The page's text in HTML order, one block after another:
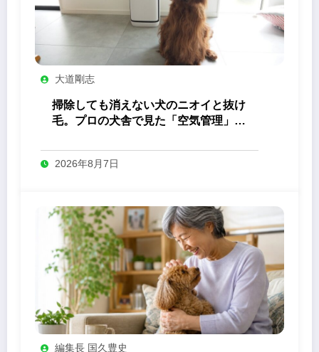
大道剛志
掃除しても消えない犬のニオイと抜け
毛。プロの犬舎で見た「空気管理」の
2026年8月7日
編集長 国久豊史